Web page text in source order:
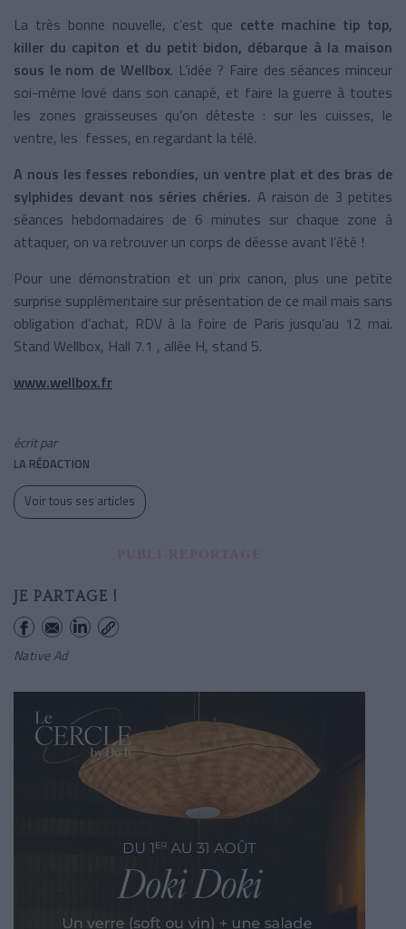
La très bonne nouvelle, c’est que cette machine tip top,
killer du capiton et du petit bidon, débarque à la maison
sous le nom de Wellbox. L’idée ? Faire des séances minceur
soi-même lové dans son canapé, et faire la guerre à toutes
les zones graisseuses qu’on déteste : sur les cuisses, le
ventre, les fesses, en regardant la télé.
A nous les fesses rebondies, un ventre plat et des bras de
sylphides devant nos séries chéries. A raison de 3 petites
séances hebdomadaires de 6 minutes sur chaque zone à
attaquer, on va retrouver un corps de déesse avant l’été !
Pour une démonstration et un prix canon, plus une petite
surprise supplémentaire sur présentation de ce mail mais sans
obligation d’achat, RDV à la foire de Paris jusqu’au 12 mai.
Stand Wellbox, Hall 7.1 , allée H, stand 5.
www.wellbox.fr
écrit par
LA RÉDACTION
Voir tous ses articles
JE PARTAGE !
Native Ad